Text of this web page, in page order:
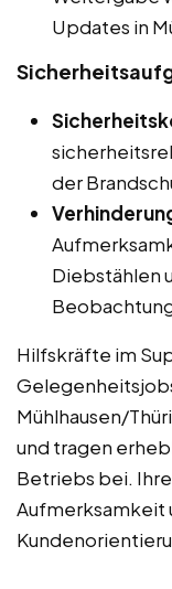
Updates in
der
Diebstählen
Hilfskräfte im
Mühlhausen/
und tragen
Betriebs bei.
Aufmerksamkeit